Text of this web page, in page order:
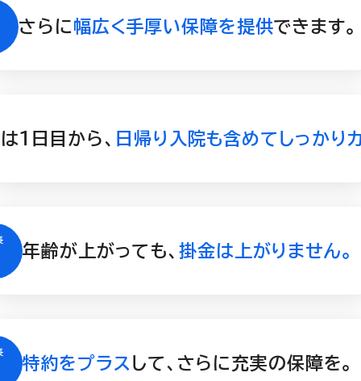
さらに幅広く手厚い保障を提供できます。
１日目から、 日帰り入院も含めてしっかり
年齢が上がっても、掛金は上がりません。
特約をプラス して、さらに充実の保障を。